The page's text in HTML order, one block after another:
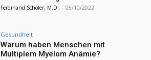
Ferdinand Schöler, M.D. - 05/10/2022
Gesundheit
Warum haben Menschen mit
Multiplem Myelom Anämie?